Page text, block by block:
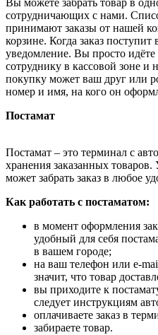
Вы можете забрать товар в
сотрудничающих с нами.
принимают заказы от нашей
корзине. Когда заказ
уведомление. Вы просто идёте
сотруднику в кассовой зоне и
покупку может ваш друг или
номер и имя, на кого он
Постамат
Постамат – это терминал с
хранения заказанных товаров.
может забрать заказ в любое
Как работать с постаматом:
в момент оформления
удобный для себя
в вашем городе;
на ваш телефон или e-
значит, что товар
вы приходите к
следует инструкциям
оплачиваете заказ в
забираете товар.